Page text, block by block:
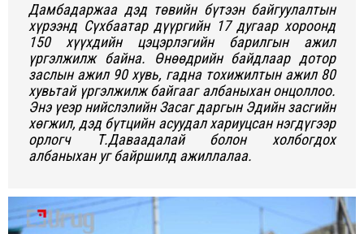
Дамбадаржаа дэд төвийн бүтээн байгуулалтын
хүрээнд Сүхбаатар дүүргийн 17 дугаар хороонд
150 хүүхдийн цэцэрлэгийн барилгын ажил
үргэлжилж байна. Өнөөдрийн байдлаар дотор
заслын ажил 90 хувь, гадна тохижилтын ажил 80
хувьтай үргэлжилж байгааг албаныхан онцоллоо.
Энэ үеэр нийслэлийн Засаг даргын Эдийн засгийн
хөгжил, дэд бүтцийн асуудал хариуцсан нэгдүгээр
орлогч Т.Даваадалай болон холбогдох
албаныхан уг байршилд ажиллалаа.